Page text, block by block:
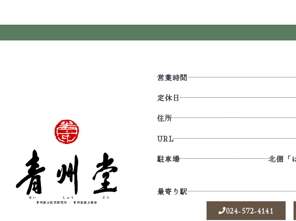
青州漢方医学研究所 ・青州堂漢方薬局
営業時間
定休日
住所
URL
駐車場
北側「
最寄り駅
024-572-4141